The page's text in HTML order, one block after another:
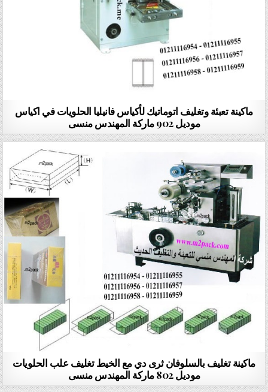
ماكينة تعبئة وتغليف اتوماتيك لأكياس فانيليا الحلويات في اكياس
موديل 902 ماركة المهندس منسى
ماكينة تغليف بالسلوفان ثرى دي مع الخيط تغليف علب الحلويات
موديل 802 ماركة المهندس منسى